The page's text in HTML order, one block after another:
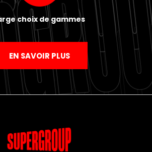
choix de gammes
EN SAVOIR PLUS